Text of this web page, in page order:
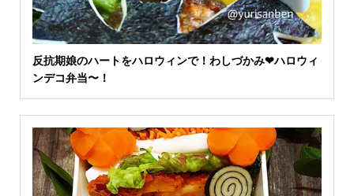
反抗期娘のハートをハロウィンで！わしづかみ❤ハロウィ
ンデコ弁当〜！